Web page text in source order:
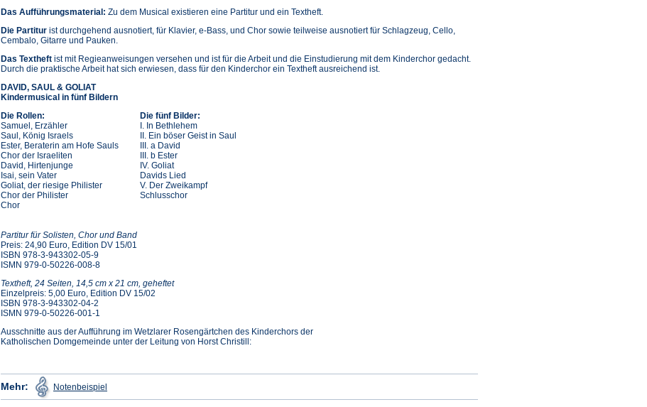
Das Aufführungsmaterial: Zu dem Musical existieren eine Partitur und ein Textheft.
Die Partitur ist durchgehend ausnotiert, für Klavier, e-Bass, und Chor sowie teilweise ausnotiert für Schlagzeug, Cello,
Cembalo, Gitarre und Pauken.
Das Textheft ist mit Regieanweisungen versehen und ist für die Arbeit und die Einstudierung mit dem Kinderchor gedacht.
Durch die praktische Arbeit hat sich erwiesen, dass für den Kinderchor ein Textheft ausreichend ist.
DAVID, SAUL & GOLIAT
Kindermusical in fünf Bildern
Die Rollen:
Samuel, Erzähler
Saul, König Israels
Ester, Beraterin am Hofe Sauls
Chor der Israeliten
David, Hirtenjunge
Isai, sein Vater
Goliat, der riesige Philister
Chor der Philister
Chor
Die fünf Bilder:
I. In Bethlehem
II. Ein böser Geist in Saul
III. a David
III. b Ester
IV. Goliat
Davids Lied
V. Der Zweikampf
Schlusschor
Partitur für Solisten, Chor und Band
Preis: 24,90 Euro, Edition DV 15/01
ISBN 978-3-943302-05-9
ISMN 979-0-50226-008-8
Textheft, 24 Seiten, 14,5 cm x 21 cm, geheftet
Einzelpreis: 5,00 Euro, Edition DV 15/02
ISBN 978-3-943302-04-2
ISMN 979-0-50226-001-1
Ausschnitte aus der Aufführung im Wetzlarer Rosengärtchen des Kinderchors der
Katholischen Domgemeinde unter der Leitung von Horst Christill:
Mehr: Notenbeispiel in
einem